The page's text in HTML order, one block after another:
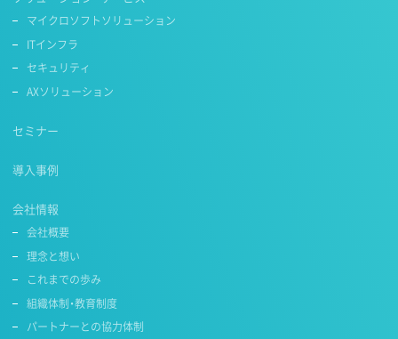
マイクロソフトソリューション
ITインフラ
セキュリティ
AXソリューション
セミナー
導入事例
会社情報
会社概要
理念と想い
これまでの歩み
組織体制・教育制度
パートナーとの協力体制